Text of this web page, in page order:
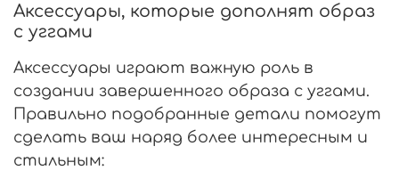
Аксессуары, которые дополнят образ
с уггами
Аксессуары играют важную роль в
создании завершенного образа с уггами.
Правильно подобранные детали помогут
сделать ваш наряд более интересным и
стильным: